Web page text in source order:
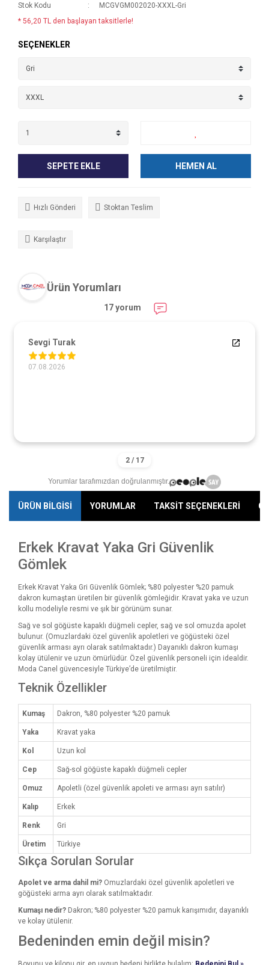
Stok Kodu
MCGVGM002020-XXXL-Gri
* 56,20 TL den başlayan taksitlerle!
SEÇENEKLER
SEPETE EKLE HEMEN AL
Hızlı Gönderi Stoktan Teslim
Karşılaştır
Ürün Yorumları
17 yorum
Sevgi Turak
07.08.2026
Yorumlar tarafımızdan doğrulanmıştır.
ÜRÜN BİLGİSİ YORUMLAR TAKSİT SEÇENEKLERİ
Erkek Kravat Yaka Gri Güvenlik
Gömlek
Erkek Kravat Yaka Gri Güvenlik Gömlek; %80 polyester %20 pamuk
dakron kumaştan üretilen bir güvenlik gömleğidir. Kravat yaka ve uzun
kollu modeliyle resmi ve şık bir görünüm sunar.
Sağ ve sol göğüste kapaklı düğmeli cepler, sağ ve sol omuzda apolet
bulunur. (Omuzlardaki özel güvenlik apoletleri ve göğüsteki özel
güvenlik arması ayrı olarak satılmaktadır.) Dayanıklı dakron kumaşı
kolay ütülenir ve uzun ömürlüdür. Özel güvenlik personeli için idealdir.
Moda Canel güvencesiyle Türkiye’de üretilmiştir.
Teknik Özellikler
Kumaş Dakron, %80 polyester %20 pamuk
Yaka Kravat yaka
Kol Uzun kol
Cep Sağ-sol göğüste kapaklı düğmeli cepler
Omuz Apoletli (özel güvenlik apoleti ve arması ayrı satılır)
Kalıp Erkek
Renk Gri
Üretim Türkiye
Sıkça Sorulan Sorular
Apolet ve arma dahil mi? Omuzlardaki özel güvenlik apoletleri ve
göğüsteki arma ayrı olarak satılmaktadır.
Kumaşı nedir? Dakron; %80 polyester %20 pamuk karışımıdır, dayanıklı
ve kolay ütülenir.
Bedeninden emin değil misin?